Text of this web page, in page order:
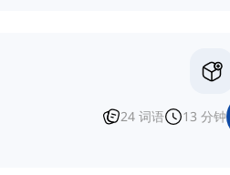
24 词语 13 分钟